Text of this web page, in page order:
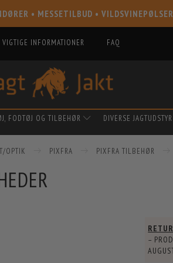
• MESSETILBUD •
VIGTIGE INFORMATIONER FAQ
FODTØJ OG TILBEHØR DIVERSE JAGTUDSTYR
OPTIK PIXFRA PIXFRA TILBEHØR
–